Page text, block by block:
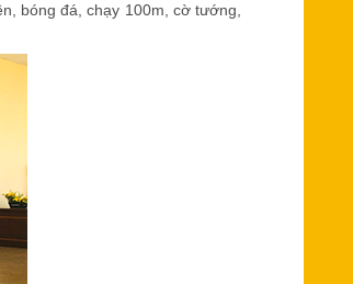
bóng đá, chạy 100m, cờ tướng,